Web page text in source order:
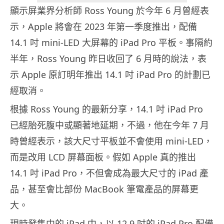
顯示屏業界分析師 Ross Young 於今年 6 月曾經表
示，Apple 將會在 2023 年第一季度推出，配備
14.1 吋 mini-LED 大屏幕的 iPad Pro 平板。事隔約
半年，Ross Young 昨日收回了 6 月時的說法，表
示 Apple 原訂明年推出 14.1 吋 iPad Pro 的計劃已
經取消。
根據 Ross Young 的最新分享，14.1 吋 iPad Pro
已經胎死腹中或顯著地延期，不過，他在今年 7 月
時曾經表示，該大尺寸平板並不會使用 mini-LED，
而是改用 LCD 屏幕面板。假如 Apple 真的推出
14.1 吋 iPad Pro，不但會成為最大尺寸的 iPad 產
品，甚至會比部份 MacBook 筆電產品的屏幕更
大。